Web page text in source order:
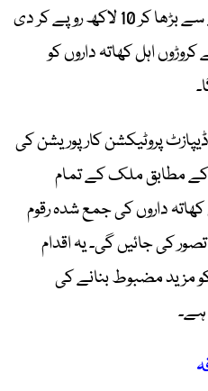
کے تحفظ کی حد 5 لاکھ روپے سے بڑھا کر 10 لاکھ روپے کر دی
اہل کھاتہ داروں کو
پروٹیکشن کارپوریشن کی
مطابق ملک کے تمام
داروں کی جمع شدہ رقوم
کی جائیں گی۔ یہ اقدام
کو مزید مضبوط بنانے کی
ہے۔